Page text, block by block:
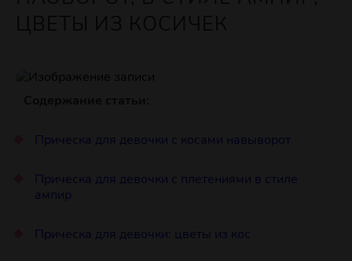
Прическа для девочки с косами навыворот
Прическа для девочки с плетениями в стиле
ампир
Прическа для девочки: цветы из кос